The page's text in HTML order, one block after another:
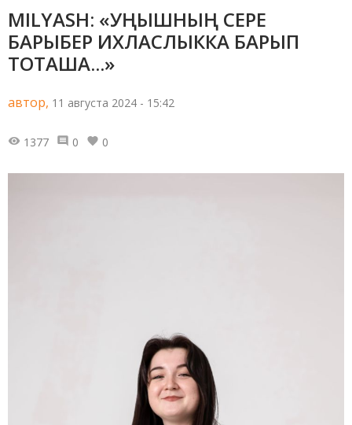
MILYASH: «УҢЫШНЫҢ СЕРЕ
БАРЫБЕР ИХЛАСЛЫККА БАРЫП
ТОТАША...»
автор, 11 августа 2024 - 15:42
1377 0 0